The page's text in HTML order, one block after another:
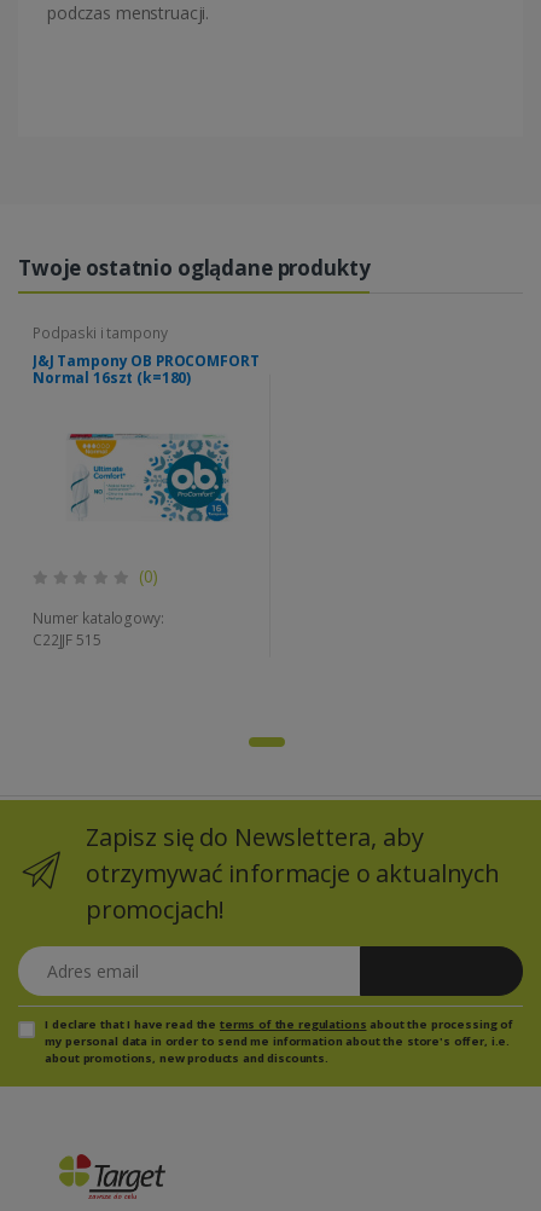
podczas menstruacji.
Twoje ostatnio oglądane produkty
Podpaski i tampony
J&J Tampony OB PROCOMFORT
Normal 16szt (k=180)
(0)
Numer katalogowy:
C22JJF 515
Zapisz się do Newslettera, aby
otrzymywać informacje o aktualnych
promocjach!
Adres email
I declare that I have read the terms of the regulations about the processing of
my personal data in order to send me information about the store's offer, i.e.
about promotions, new products and discounts.